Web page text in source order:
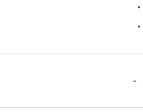
-